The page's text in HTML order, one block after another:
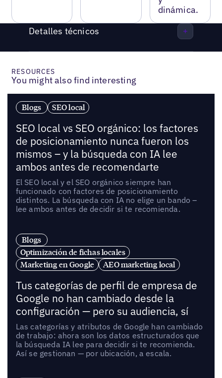
dinámica.
Detalles técnicos
RESOURCES
You might also find interesting
Blogs SEO local
SEO local vs SEO orgánico: los factores
de posicionamiento nunca fueron los
mismos – y la búsqueda con IA lee
ambos antes de recomendarte
El SEO local y el SEO orgánico siempre han
funcionado con factores de posicionamiento
distintos. La búsqueda con IA no elige un bando –
lee ambos antes de decidir si te recomienda.
Blogs
Optimización de fichas locales
Marketing en Google
AEO marketing local
Tus categorías de perfil de empresa de
Google no han cambiado desde la
configuración — pero su audiencia, sí
Las categorías y atributos de Google han cambiado
de trabajo: ahora son los datos estructurados que
la búsqueda IA lee para decidir si te recomienda.
Así se gestionan — por ubicación, a escala.